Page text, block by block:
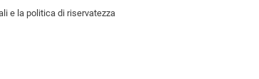
e la politica di riservatezza